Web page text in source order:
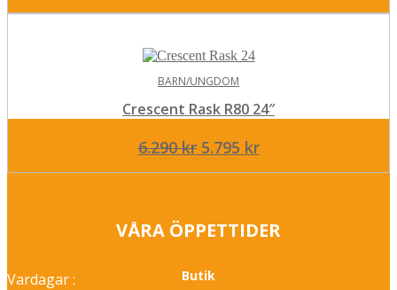
BARN/UNGDOM
Crescent Rask R80 24″
6.290kr Det
ursprungliga
6.290 kr.
5.795 krDet
nuvarande
5.795 kr.
VÅRA ÖPPETTIDER
Butik
Vardagar :